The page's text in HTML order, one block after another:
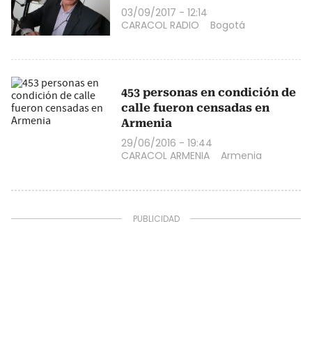
03/09/2017 - 12:14
CARACOL RADIO
Bogotá
453 personas en condición de
calle fueron censadas en
Armenia
29/06/2016 - 19:44
CARACOL ARMENIA
Armenia